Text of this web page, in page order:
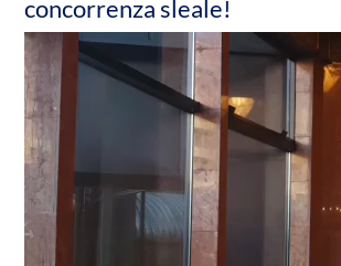
concorrenza sleale!